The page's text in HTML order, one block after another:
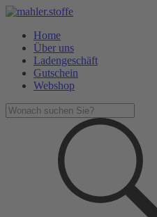
Home
Über uns
Ladengeschäft
Gutschein
Webshop